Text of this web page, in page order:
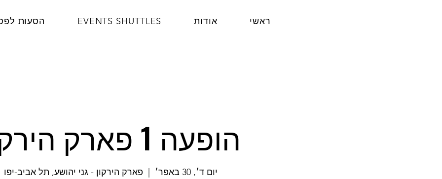
הסעות EVENTS SHUTTLES אודות ראשי
הופעה 1 פארק הירקון
יום ד׳, 30 באפר׳ פארק הירקון - גני יהושע, תל אביב-יפו